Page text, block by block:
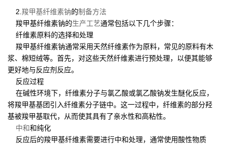
2. 羧甲基纤维素钠的制备方法
羧甲基纤维素钠的生产工艺通常包括以下几个步骤：
纤维素原料的选择和处理
羧甲基纤维素钠通常采用天然纤维素作为原料，常见的原料有木
浆、棉短绒等。首先，对这些天然纤维素进行预处理，以便其能够
更好地与反应剂反应。
反应过程
在碱性环境下，纤维素分子与氯乙酸或氯乙酸钠发生醚化反应，
将羧甲基基团引入纤维素分子链中。这一过程中，纤维素的部分羟
基被羧甲基取代，从而使其具有了亲水性和高粘性。
中和和纯化
反应后的羧甲基纤维素需要进行中和处理，通常使用酸性物质